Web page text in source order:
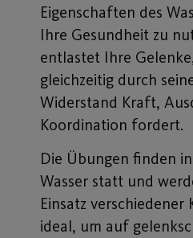
Eigenschaften des
Ihre Gesundheit zu
entlastet Ihre
gleichzeitig durch
Widerstand Kraft,
Koordination fordert.
Die Übungen finden
Wasser statt und
Einsatz verschiedener
ideal, um auf